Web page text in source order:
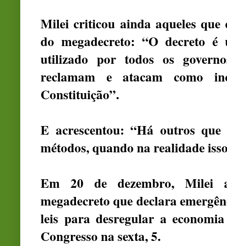
Milei criticou ainda aqueles que
do megadecreto: “O decreto
utilizado por todos os
reclamam e atacam como
Constituição”.
E acrescentou: “Há outros
métodos, quando na realidade
Em 20 de dezembro, Milei
megadecretoque declara
leis para desregular a
Congresso na sexta, 5.